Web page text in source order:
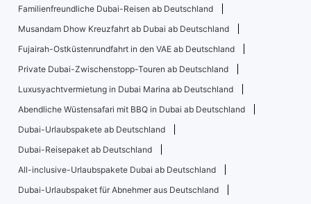
Familienfreundliche Dubai-Reisen ab Deutschland
Musandam Dhow Kreuzfahrt ab Dubai ab Deutschland
Fujairah-Ostküstenrundfahrt in den VAE ab Deutschland
Private Dubai-Zwischenstopp-Touren ab Deutschland
Luxusyachtvermietung in Dubai Marina ab Deutschland
Abendliche Wüstensafari mit BBQ in Dubai ab Deutschland
Dubai-Urlaubspakete ab Deutschland
Dubai-Reisepaket ab Deutschland
All-inclusive-Urlaubspakete Dubai ab Deutschland
Dubai-Urlaubspaket für Abnehmer aus Deutschland